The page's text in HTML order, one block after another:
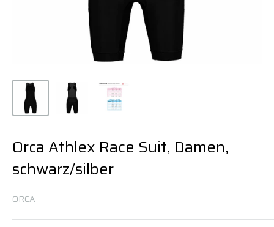
Orca Athlex Race Suit, Damen,
schwarz/silber
ORCA